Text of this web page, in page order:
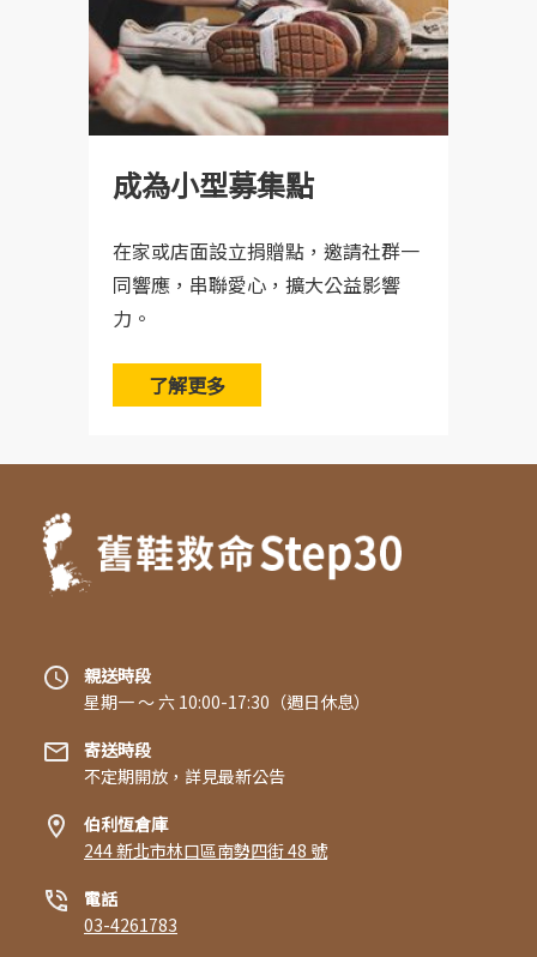
成為小型募集點
在家或店面設立捐贈點，邀請社群一
同響應，串聯愛心，擴大公益影響
力。
了解更多
親送時段
星期一 〜 六 10:00-17:30（週日休息）
寄送時段
不定期開放，詳見最新公告
伯利恆倉庫
244 新北市林口區南勢四街 48 號
電話
03-4261783